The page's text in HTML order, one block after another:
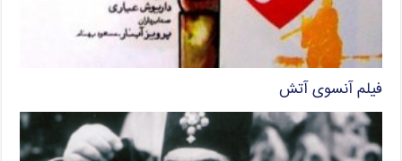
فیلم آنسوی آتش